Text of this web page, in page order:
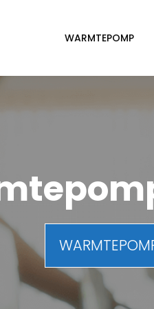
WARMTEPOMP